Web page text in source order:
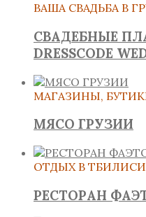
ВАША СВАДЬБА В
СВАДЕБНЫЕ
DRESSCODE
МАГАЗИНЫ,
МЯСО ГРУЗИИ
ОТДЫХ В ТБИЛИСИ
РЕСТОРАН